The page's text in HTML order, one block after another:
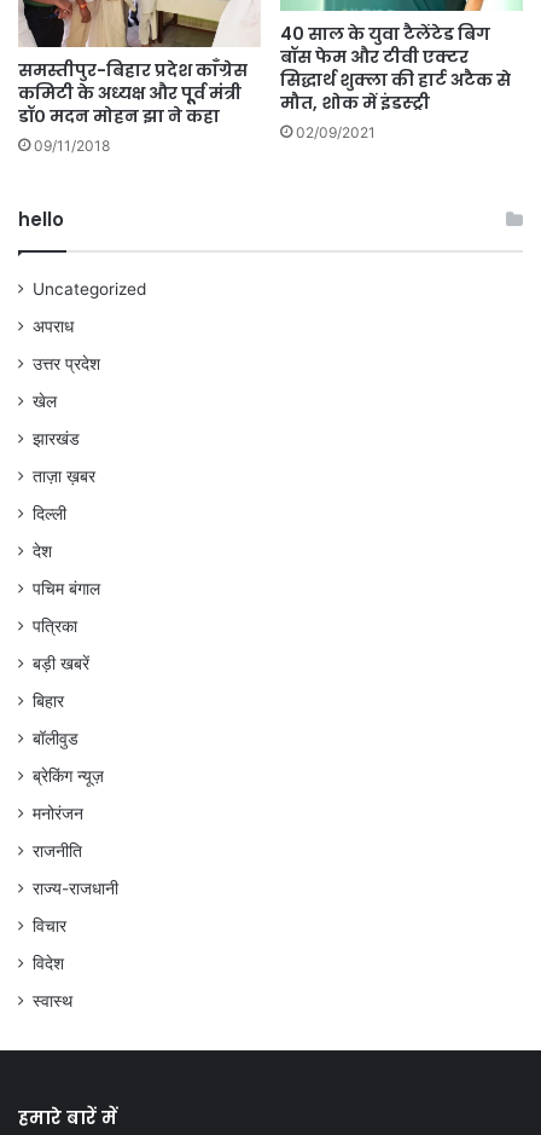
समस्तीपुर-बिहार प्रदेश काँग्रेस
कमिटी के अध्यक्ष और पूूर्व मंंत्री
डॉ० मदन मोहन झा ने कहा
09/11/2018
40 साल के युवा टैलेंटेड बिग
बॉस फेम और टीवी एक्टर
सिद्धार्थ शुक्ला की हार्ट अटैक से
मौत, शोक में इंडस्ट्री
02/09/2021
hello
Uncategorized
अपराध
उत्तर प्रदेश
खेल
झारखंड
ताज़ा ख़बर
दिल्ली
देश
पचिम बंगाल
पत्रिका
बड़ी खबरें
बिहार
बॉलीवुड
ब्रेकिंग न्यूज़
मनोरंजन
राजनीति
राज्य-राजधानी
विचार
विदेश
स्वास्थ
हमारे बारें में